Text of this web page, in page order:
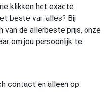
klikken het exacte
beste van alles? Bij
van de allerbeste prijs, onze
om jou persoonlijk te
contact en alleen op